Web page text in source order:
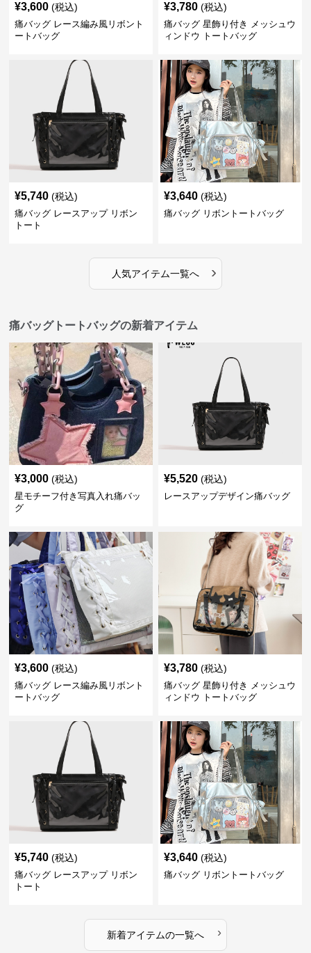
¥3,600 (税込)
痛バッグ レース編み風リボント
ートバッグ
¥3,780 (税込)
痛バッグ 星飾り付き メッシュウ
ィンドウ トートバッグ
¥5,740 (税込)
痛バッグ レースアップ リボン
トート
¥3,640 (税込)
痛バッグ リボントートバッグ
人気アイテム一覧へ ›
痛バッグトートバッグの新着アイテム
¥3,000 (税込)
星モチーフ付き写真入れ痛バッ
グ
¥5,520 (税込)
レースアップデザイン痛バッグ
¥3,600 (税込)
痛バッグ レース編み風リボント
ートバッグ
¥3,780 (税込)
痛バッグ 星飾り付き メッシュウ
ィンドウ トートバッグ
¥5,740 (税込)
痛バッグ レースアップ リボン
トート
¥3,640 (税込)
痛バッグ リボントートバッグ
新着アイテムの一覧へ ›